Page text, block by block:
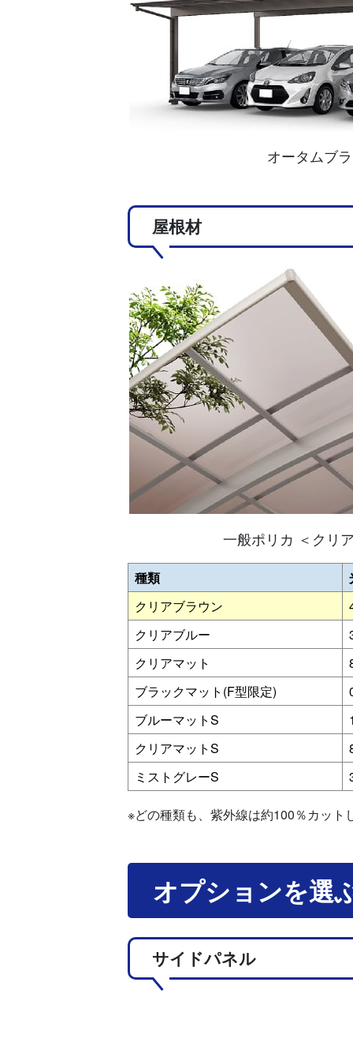
オータムブ
屋根材
一般ポリカ ＜クリ
種類
クリアブラウン
クリアブルー
クリアマット
ブラックマット(F型限定)
ブルーマットS
クリアマットS
ミストグレーS
※どの種類も、紫外線は約100％カット
オプションを選
サイドパネル